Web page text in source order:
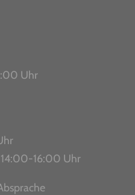
Uhr
14:00-16:00 Uhr